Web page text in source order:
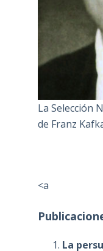
La Selección
de Franz
<a
La